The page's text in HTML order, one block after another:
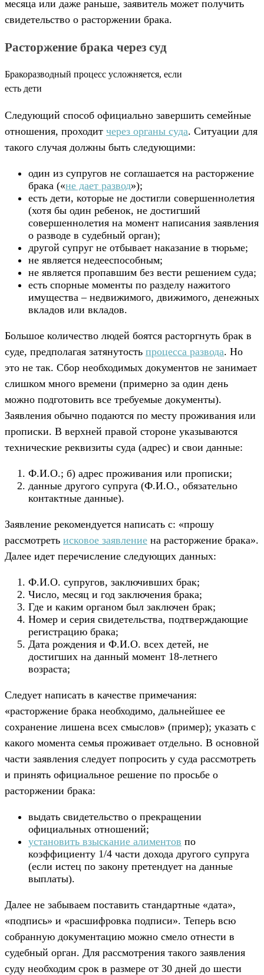
месяца или даже раньше, заявитель может получить
свидетельство о расторжении брака.
Расторжение брака через суд
Бракоразводный процесс усложняется, если
есть дети
Следующий способ официально завершить семейные
отношения, проходит через органы суда. Ситуации для
такого случая должны быть следующими:
один из супругов не соглашается на расторжение
брака («не дает развод»);
есть дети, которые не достигли совершеннолетия
(хотя бы один ребенок, не достигший
совершеннолетия на момент написания заявления
о разводе в судебный орган);
другой супруг не отбывает наказание в тюрьме;
не является недееспособным;
не является пропавшим без вести решением суда;
есть спорные моменты по разделу нажитого
имущества – недвижимого, движимого, денежных
вкладов или вкладов.
Большое количество людей боятся расторгнуть брак в
суде, предполагая затянутость процесса развода. Но
это не так. Сбор необходимых документов не занимает
слишком много времени (примерно за один день
можно подготовить все требуемые документы).
Заявления обычно подаются по месту проживания или
прописки. В верхней правой стороне указываются
технические реквизиты суда (адрес) и свои данные:
Ф.И.О.; б) адрес проживания или прописки;
данные другого супруга (Ф.И.О., обязательно
контактные данные).
Заявление рекомендуется написать с: «прошу
рассмотреть исковое заявление на расторжение брака».
Далее идет перечисление следующих данных:
Ф.И.О. супругов, заключивших брак;
Число, месяц и год заключения брака;
Где и каким органом был заключен брак;
Номер и серия свидетельства, подтверждающие
регистрацию брака;
Дата рождения и Ф.И.О. всех детей, не
достигших на данный момент 18-летнего
возраста;
Следует написать в качестве примечания:
«расторжение брака необходимо, дальнейшее ее
сохранение лишена всех смыслов» (пример); указать с
какого момента семья проживает отдельно. В основной
части заявления следует попросить у суда рассмотреть
и принять официальное решение по просьбе о
расторжении брака:
выдать свидетельство о прекращении
официальных отношений;
установить взыскание алиментов по
коэффициенту 1/4 части дохода другого супруга
(если истец по закону претендует на данные
выплаты).
Далее не забываем поставить стандартные «дата»,
«подпись» и «расшифровка подписи». Теперь всю
собранную документацию можно смело отнести в
судебный орган. Для рассмотрения такого заявления
суду необходим срок в размере от 30 дней до шести